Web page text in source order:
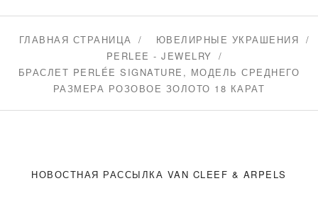
ГЛАВНАЯ СТРАНИЦА
ЮВЕЛИРНЫЕ УКРАШЕНИЯ
PERLEE - JEWELRY
БРАСЛЕТ PERLÉE SIGNATURE, МОДЕЛЬ СРЕДНЕГО
РАЗМЕРА РОЗОВОЕ ЗОЛОТО 18 КАРАТ
НОВОСТНАЯ РАССЫЛКА VAN CLEEF & ARPELS